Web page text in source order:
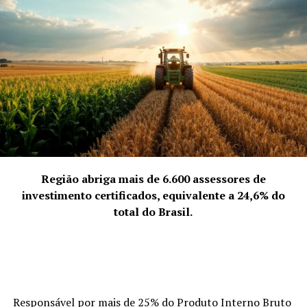
Lamparina
Mato seco pegando fogo la fora
E você no talento
Pegando fogo aqui dentro
Em cima da cama
Ja que ta fazendo frio
Região abriga mais de 6.600 assessores de
investimento certificados, equivalente a 24,6% do
total do Brasil.
Responsável por mais de 25% do Produto Interno Bruto